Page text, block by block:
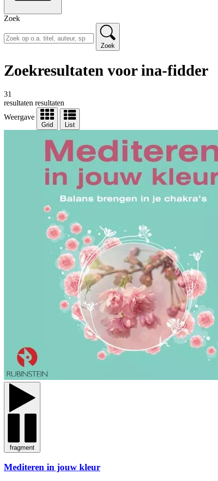
Zoek
Zoek
Zoekresultaten voor ina-fidder
31
resultaten resultaten
Weergave
Grid List
fragment
Mediteren in jouw kleur